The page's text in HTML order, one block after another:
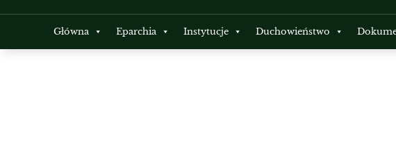
Główna Eparchia Instytucje Duchowieństwo